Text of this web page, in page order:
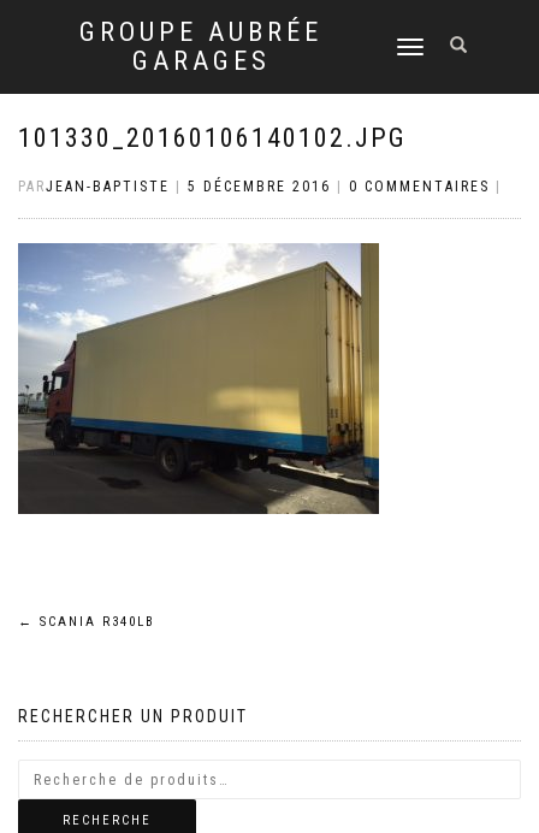
GROUPE AUBRÉE
GARAGES
DÉPLIER
NAVIGATION
101330_20160106140102.JPG
PARJEAN-BAPTISTE 5 DÉCEMBRE 2016 0 COMMENTAIRES
Navigation
l’article
← SCANIA R340LB
RECHERCHER UN PRODUIT
RECHERCHE